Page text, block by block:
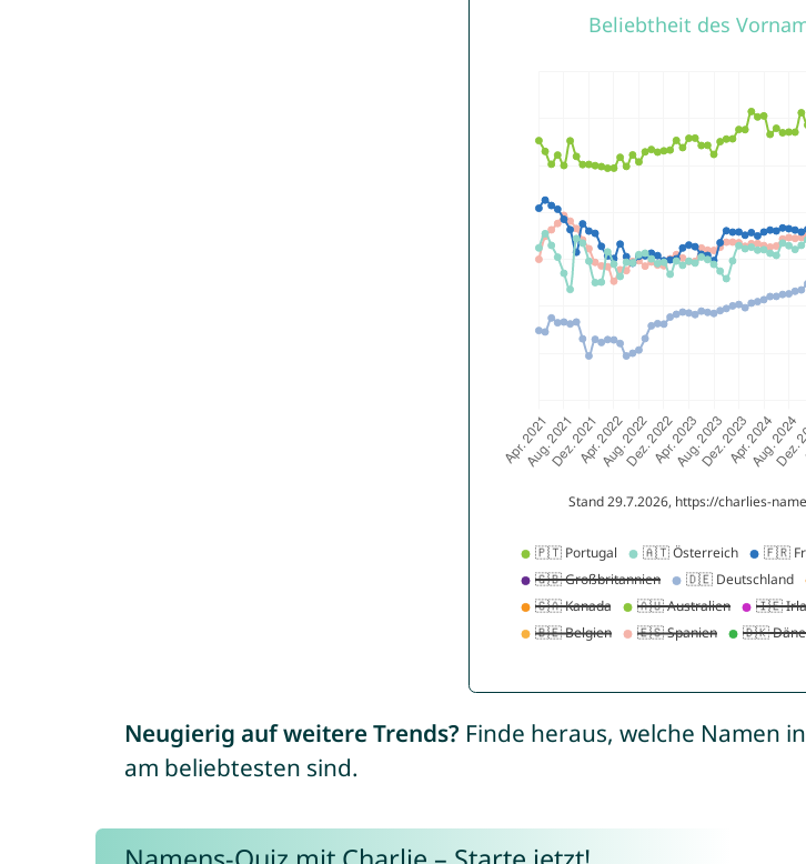
Neugierig auf weitere Trends? Finde heraus, welche Namen in
am beliebtesten sind.